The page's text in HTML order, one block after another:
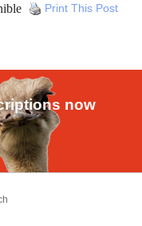
Print This Post
now